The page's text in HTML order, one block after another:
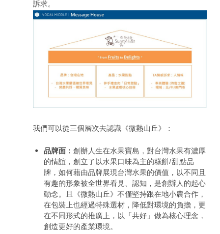
訴求。
我們可以從三個層次去認識《微熱山丘》：
品牌面：創辦人生在水果寶島，對台灣水果有濃厚
的情誼，創立了以水果口味為主的糕餅/甜點品
牌，如何藉由品牌展現台灣水果的價值，以不同且
有趣的形象被全世界看見、認知，是創辦人的起心
動念。且《微熱山丘》不僅堅持跟在地小農合作，
在包裝上也經過特殊選材，降低對環境的負擔，更
在不同形式的推廣上，以「共好」做為核心理念，
創造更好的產業環境。